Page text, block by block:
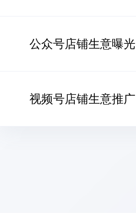
公众号店铺生意曝光
视频号店铺生意推广